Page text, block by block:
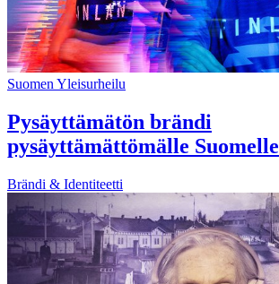
Suomen Yleisurheilu
Pysäyttämätön brändi
pysäyttämättömälle Suomelle
Brändi & Identiteetti